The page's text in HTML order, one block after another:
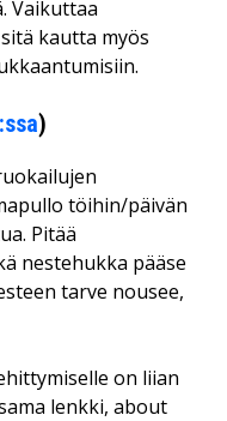
Vaikuttaa
kautta myös
)
töihin/päivän
Pitää
nestehukka pääse
tarve nousee,
on liian
lenkki, about